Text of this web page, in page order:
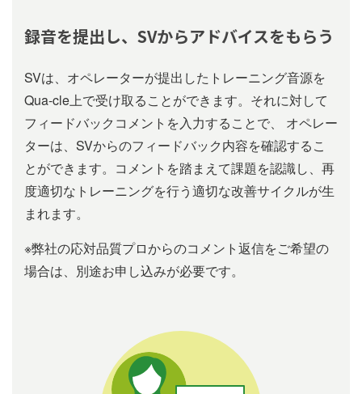
録⾳を提出し、SVからアドバイスをもらう
SVは、オペレーターが提出したトレーニング⾳源を
Qua-cle上で受け取ることができます。それに対して
フィードバックコメントを入力することで、 オペレー
ターは、SVからのフィードバック内容を確認するこ
とができます。コメントを踏まえて課題を認識し、再
度適切なトレーニングを⾏う適切な改善サイクルが⽣
まれます。
※弊社の応対品質プロからのコメント返信をご希望の
場合は、別途お申し込みが必要です。